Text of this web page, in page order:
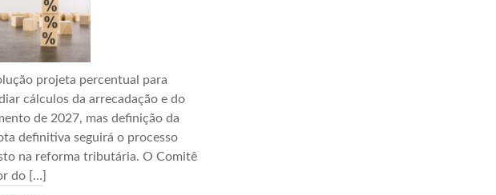
projeta percentual para
cálculos da arrecadação e do
de 2027, mas definição da
definitiva seguirá o processo
na reforma tributária. O Comitê
do […]